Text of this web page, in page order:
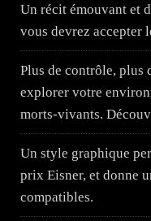
Un récit émouvant et
vous devrez accepter
Plus de contrôle, plus
explorer votre
morts-vivants.
Un style graphique
prix Eisner, et donne
compatibles.